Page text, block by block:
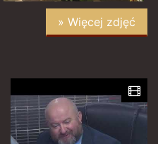
» Więcej zdjęć